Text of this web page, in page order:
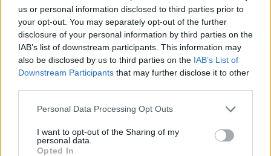
us or personal information disclosed to third parties prior to
your opt-out. You may separately opt-out of the further
disclosure of your personal information by third parties on the
IAB’s list of downstream participants. This information may
also be disclosed by us to third parties on the IAB’s List of
Downstream Participants that may further disclose it to other
Personal Data Processing Opt Outs
I want to opt-out of the Sharing of my
personal data.
Opted In
Classic Mantra
Riepilogo stagione
15 - 50